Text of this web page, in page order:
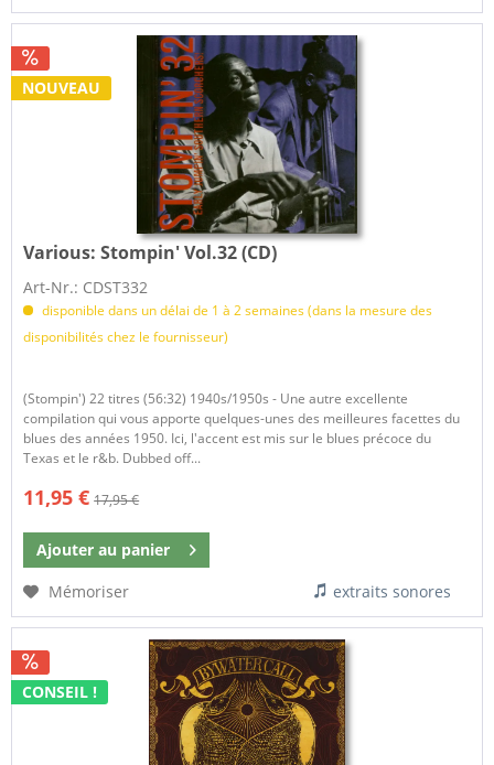
NOUVEAU
Various:Stompin' Vol.32 (CD)
Art-Nr.: CDST332
disponible dans un délai de 1 à 2 semaines (dans la mesure des
disponibilités chez le fournisseur)
(Stompin') 22 titres (56:32) 1940s/1950s - Une autre excellente
compilation qui vous apporte quelques-unes des meilleures facettes du
blues des années 1950. Ici, l'accent est mis sur le blues précoce du
Texas et le r&b. Dubbed off...
11,95 € 17,95 €
Ajouter au panier
Mémoriser
extraits sonores
CONSEIL !